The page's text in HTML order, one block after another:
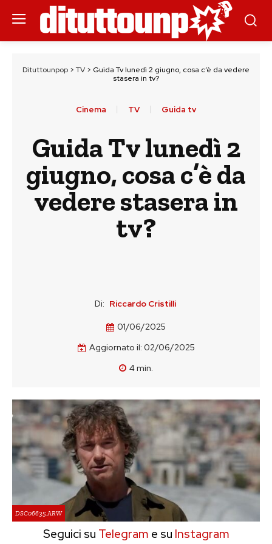
Dituttounpop > TV > Guida Tv lunedì 2 giugno, cosa c’è da vedere
stasera in tv?
Cinema TV Guida tv
Guida Tv lunedì 2
giugno, cosa c’è da
vedere stasera in
tv?
Di: Riccardo Cristilli
01/06/2025
Aggiornato il: 02/06/2025
4min.
DSC06635.ARW
Seguici su Telegram e su Instagram